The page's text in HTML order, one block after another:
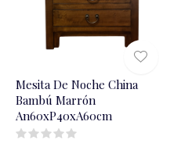
Mesita De Noche China
Bambú Marrón
An60xP40xA60cm